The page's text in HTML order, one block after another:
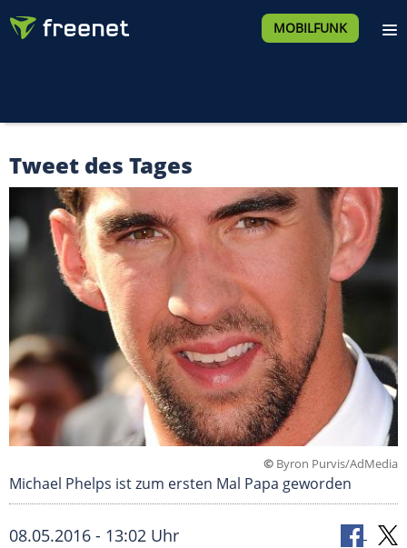
MOBILFUNK
Tweet des Tages
© Byron Purvis/AdMedia
Michael Phelps ist zum ersten Mal Papa geworden
08.05.2016 - 13:02 Uhr